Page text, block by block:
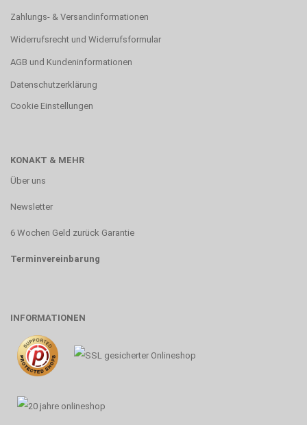
Zahlungs- & Versandinformationen
Widerrufsrecht und Widerrufsformular
AGB und Kundeninformationen
Datenschutzerklärung
Cookie Einstellungen
KONAKT & MEHR
Über uns
Newsletter
6 Wochen Geld zurück Garantie
Terminvereinbarung
INFORMATIONEN